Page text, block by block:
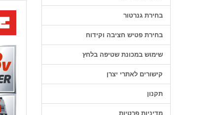
בחירת גנרטור
בחירת פטיש חציבה וקידוח
שימוש במכונת שטיפה בלחץ
קישורים לאתרי יצרן
תקנון
מדיניות פרטיות